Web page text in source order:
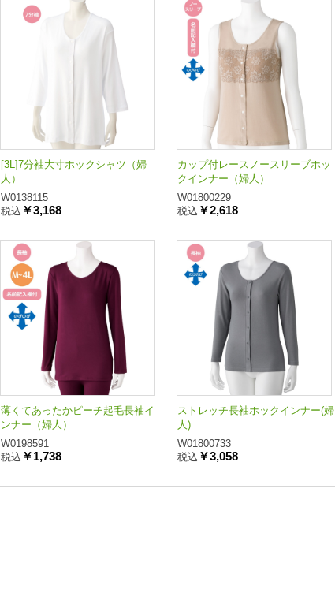
[3L]7分袖大寸ホックシャツ（婦
人）
W0138115
税込 ￥3,168
カップ付レースノースリーブホッ
クインナー（婦人）
W01800229
税込 ￥2,618
薄くてあったかピーチ起毛長袖イ
ンナー（婦人）
W0198591
税込 ￥1,738
ストレッチ長袖ホックインナー(婦
人)
W01800733
税込 ￥3,058